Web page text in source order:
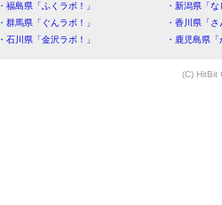
・福島県「ふくラボ！」
・新潟県「
・群馬県「ぐんラボ！」
・香川県「
・石川県「金沢ラボ！」
・鹿児島県
(C) HitBit